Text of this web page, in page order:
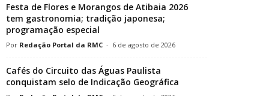
Festa de Flores e Morangos de Atibaia 2026
tem gastronomia; tradição japonesa;
programação especial
Redação Portal da RMC - 6 de agosto de 2026
Cafés do Circuito das Águas Paulista
conquistam selo de Indicação Geográfica